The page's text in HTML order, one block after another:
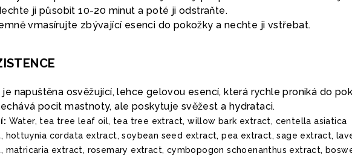
ji působit 10-20 minut a poté ji odstraňte.
vmasírujte zbývající esenci do pokožky a nechte ji vstřebat.
je napuštěna osvěžující, lehce gelovou esencí, která rychle proniká do
pocit mastnoty, ale poskytuje svěžest a hydrataci.
Water, tea tree leaf oil, tea tree extract, willow bark extract, centella asiatica
hottuynia cordata extract, soybean seed extract, pea extract, sage extract,
matricaria extract, rosemary extract, cymbopogon schoenanthus extract,